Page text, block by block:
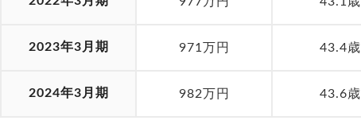
2023年3月期 971万円 43.4歳
2024年3月期 982万円 43.6歳